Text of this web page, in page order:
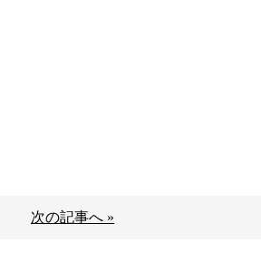
次の記事へ »